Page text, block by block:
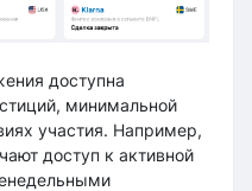
доступна
минимальной
участия. Например,
доступ к активной